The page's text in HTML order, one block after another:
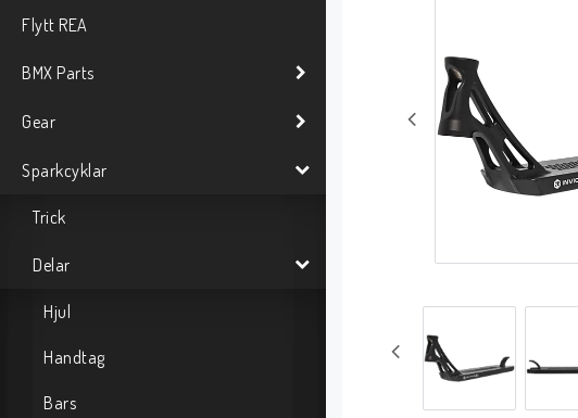
Flytt REA
BMX Parts
Gear
Sparkcyklar
Trick
Delar
Hjul
Handtag
Bars